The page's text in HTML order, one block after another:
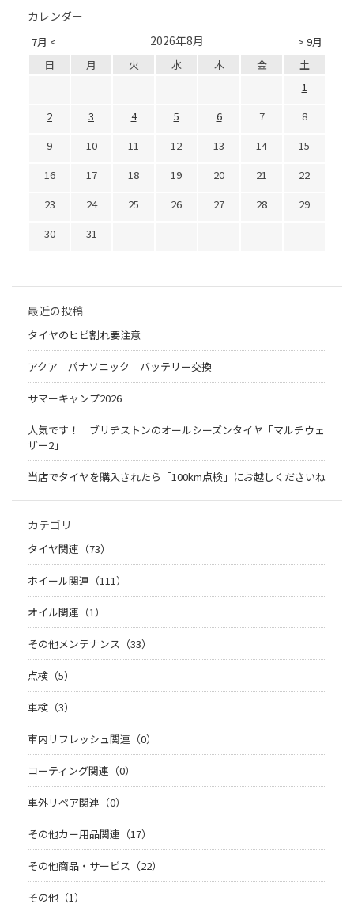
カレンダー
7月 < > 9月
2026年8月
日 月 火 水 木 金
土
1
2
3 4 5 6 7
8
9
10 11 12 13 14
15
16
17 18 19 20 21
22
23
24 25 26 27 28
29
30
31
最近の投稿
タイヤのヒビ割れ要注意
アクア パナソニック バッテリー交換
サマーキャンプ2026
人気です！ ブリヂストンのオールシーズンタイヤ「マルチウェ
ザー2」
当店でタイヤを購入されたら「100km点検」にお越しくださいね
カテゴリ
タイヤ関連（73）
ホイール関連（111）
オイル関連（1）
その他メンテナンス（33）
点検（5）
車検（3）
車内リフレッシュ関連（0）
コーティング関連（0）
車外リペア関連（0）
その他カー用品関連（17）
その他商品・サービス（22）
その他（1）